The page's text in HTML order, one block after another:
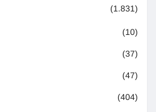
(1.831)
(10)
(37)
(47)
(404)